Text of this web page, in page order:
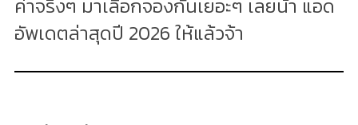
ค่าจริงๆ มาเลือกจองกันเยอะๆ เลยน้า แอด
อัพเดตล่าสุดปี 2026 ให้แล้วจ้า